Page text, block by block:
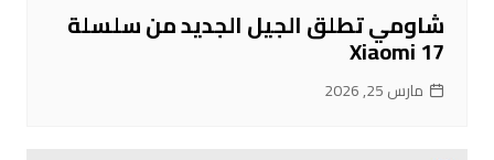
شاومي تطلق الجيل الجديد من سلسلة
Xiaomi 17
مارس 25, 2026